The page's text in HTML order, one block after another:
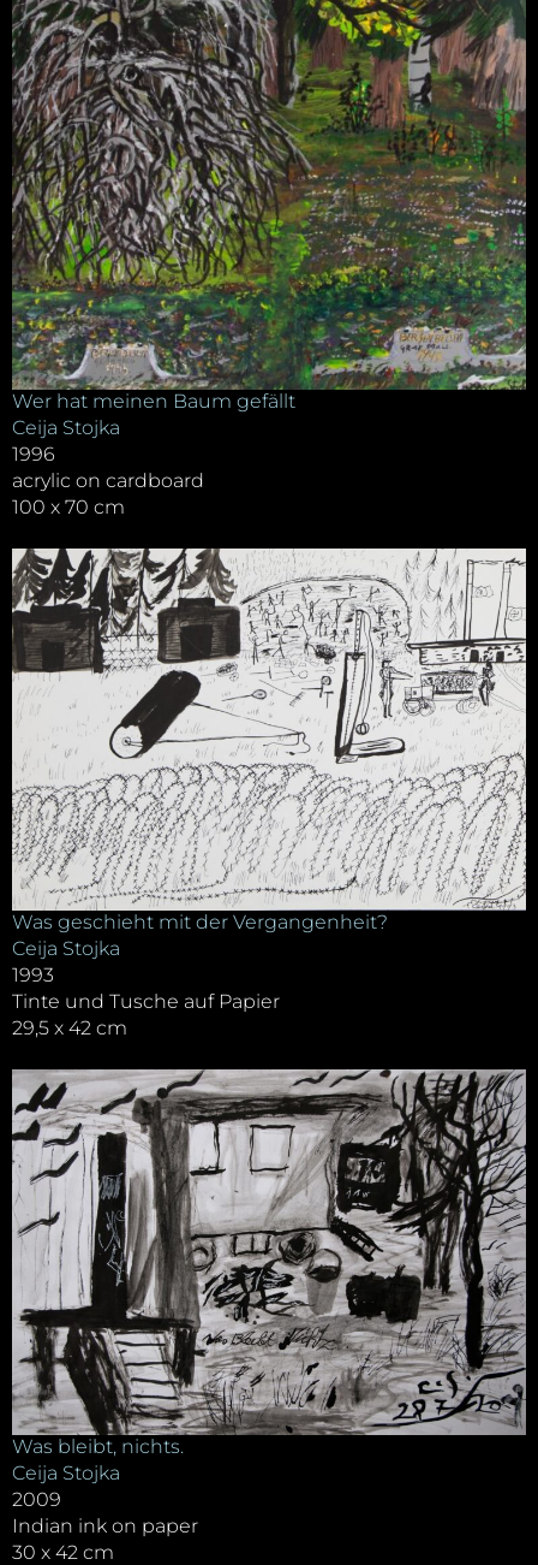
Wer hat meinen Baum gefällt
Ceija Stojka
1996
acrylic on cardboard
100 x 70 cm
Was geschieht mit der Vergangenheit?
Ceija Stojka
1993
Tinte und Tusche auf Papier
29,5 x 42 cm
Was bleibt, nichts.
Ceija Stojka
2009
Indian ink on paper
30 x 42 cm